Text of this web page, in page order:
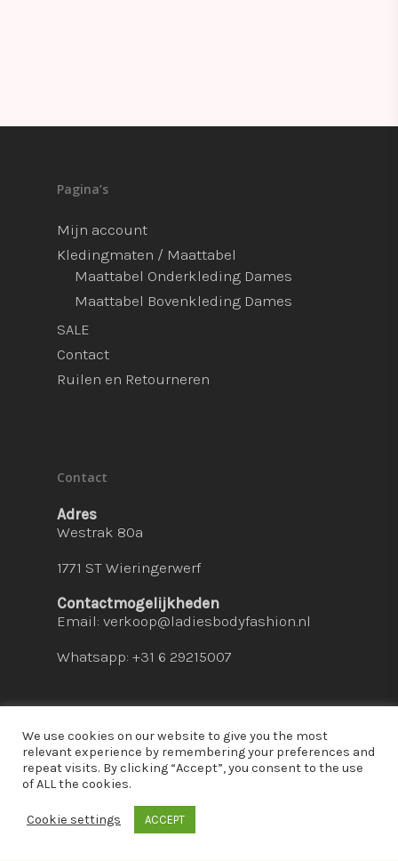
Pagina’s
Mijn account
Kledingmaten / Maattabel
Maattabel Onderkleding Dames
Maattabel Bovenkleding Dames
SALE
Contact
Ruilen en Retourneren
Contact
Adres
Westrak 80a
1771 ST Wieringerwerf
Contactmogelijkheden
Email: verkoop@ladiesbodyfashion.nl
Whatsapp: +31 6 29215007
© 2026 Ladies Bodyfashion. hosted by:
We use cookies on our website to give you the most
relevant experience by remembering your preferences and
repeat visits. By clicking “Accept”, you consent to the use
of ALL the cookies.
Cookie settings ACCEPT